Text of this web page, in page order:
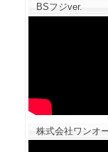
BSフジver.
株式会社ワンオ